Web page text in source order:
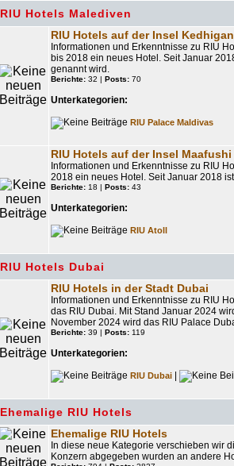
RIU Hotels Malediven
RIU Hotels auf der Insel
Informationen und Erkenntnisse zu RIU
bis 2018 ein neues Hotel. Seit Januar
genannt wird.
Berichte: 32 | Posts: 70
Unterkategorien:
RIU Palace Maldivas
RIU Hotels auf der Insel Maafushi
Informationen und Erkenntnisse zu RIU
2018 ein neues Hotel. Seit Januar 2018
Berichte: 18 | Posts: 43
Unterkategorien:
RIU Atoll
RIU Hotels Dubai
RIU Hotels in der Stadt Dubai
Informationen und Erkenntnisse zu RIU
das RIU Dubai. Mit Stand Januar 2024
November 2024 wird das RIU Palace
Berichte: 39 | Posts: 119
Unterkategorien:
RIU Dubai
Ehemalige RIU Hotels
Ehemalige RIU Hotels
In diese neue Kategorie verschieben wir
Konzern abgegeben wurden an andere